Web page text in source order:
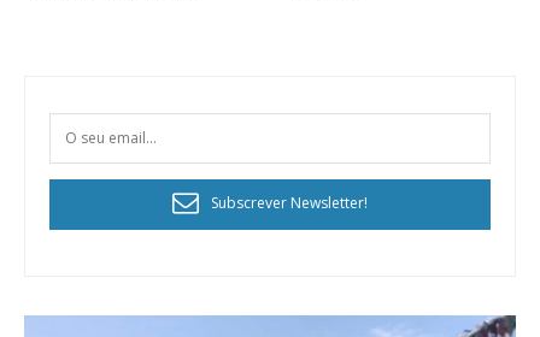
Subscrever Newsletter!